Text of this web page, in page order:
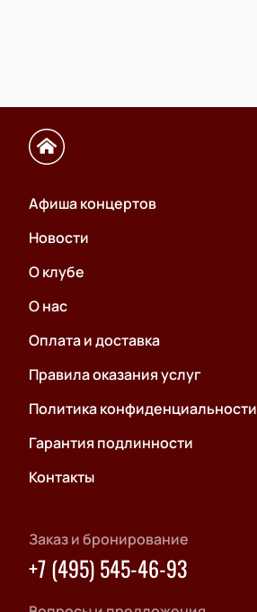
Афиша концертов
Новости
О клубе
О нас
Оплата и доставка
Правила оказания услуг
Политика конфиденциальности
Гарантия подлинности
Контакты
Заказ и бронирование
+7 (495) 545-46-93